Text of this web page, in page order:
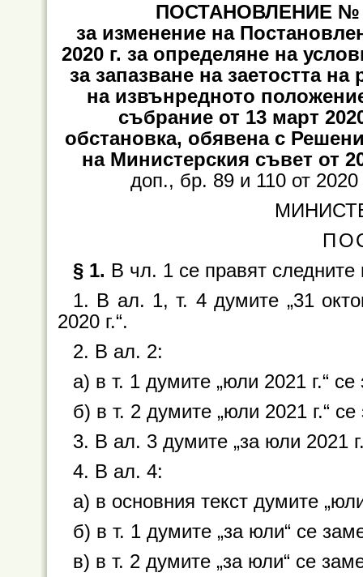
ПОСТАНОВЛЕНИЕ №
за изменение на
2020 г. за определяне на
за запазване на заетостта
на извънредното
събрание от 13 март
обстановка, обявена с
на Министерския съвет от
доп., бр. 89 и 110 от
§ 1. В чл. 1 се правят следните
1. В ал. 1, т. 4 думите „31
2020 г.“.
2. В ал. 2:
а) в т. 1 думите „юли 2021 г.“
б) в т. 2 думите „юли 2021 г.“
3. В ал. 3 думите „за юли 2021
4. В ал. 4:
а) в основния текст думите
б) в т. 1 думите „за юли“ се
в) в т. 2 думите „за юли“ се